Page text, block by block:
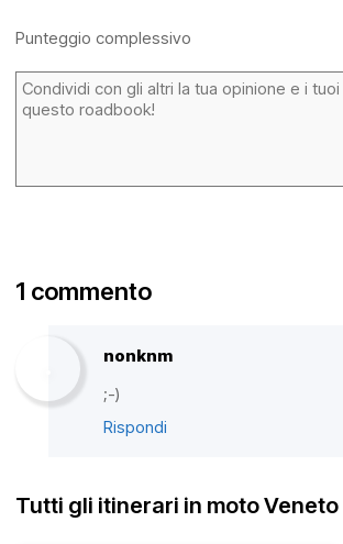
Punteggio complessivo
1 commento
nonknm
;-)
Rispondi
Tutti gli itinerari in moto Veneto